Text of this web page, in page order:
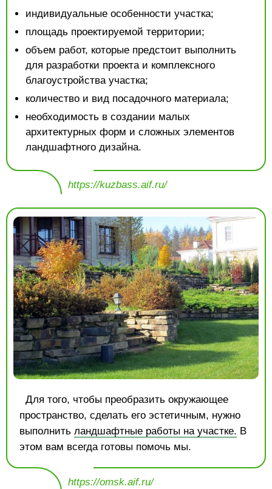
индивидуальные особенности участка;
площадь проектируемой территории;
объем работ, которые предстоит выполнить
для разработки проекта и комплексного
благоустройства участка;
количество и вид посадочного материала;
необходимость в создании малых
архитектурных форм и сложных элементов
ландшафтного дизайна.
https://kuzbass.aif.ru/
Для того, чтобы преобразить окружающее
пространство, сделать его эстетичным, нужно
выполнить ландшафтные работы на участке. В
этом вам всегда готовы помочь мы.
https://omsk.aif.ru/